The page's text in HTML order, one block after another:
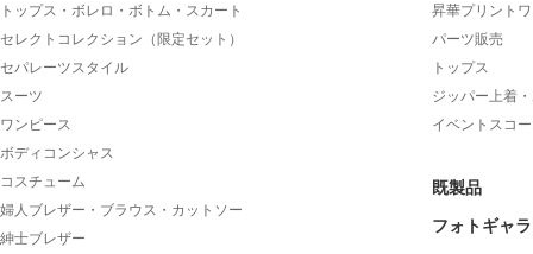
トップス・ボレロ・ボトム・スカート
セレクトコレクション（限定セット）
セパレーツスタイル
スーツ
ワンピース
ボディコンシャス
コスチューム
婦人ブレザー・ブラウス・カットソー
紳士ブレザー
昇華プリント
パーツ販売
トップス
ジッパー上着
イベントスコ
既製品
フォトギャ